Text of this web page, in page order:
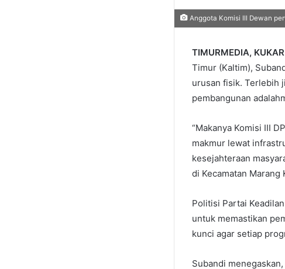
Anggota Komisi III Dewan
TIMURMEDIA, KUKAR
Timur (Kaltim),
urusan fisik. Terlebih
pembangunan
“Makanya Komisi III
makmur lewat
kesejahteraan
di Kecamatan Marang
Politisi Partai
untuk memastikan
kunci agar setiap
Subandi